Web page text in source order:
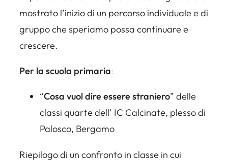
mostrato l’inizio di un percorso individuale e di
gruppo che speriamo possa continuare e
crescere.
Per la scuola primaria:
“Cosa vuol dire essere straniero” delle
classi quarte dell’ IC Calcinate, plesso di
Palosco, Bergamo
Riepilogo di un confronto in classe in cui